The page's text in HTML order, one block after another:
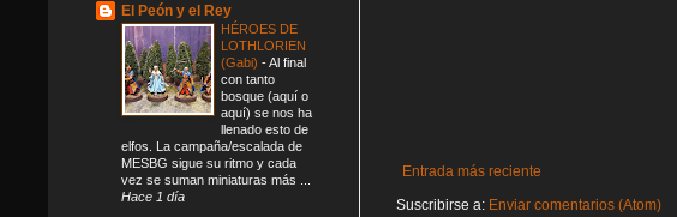
Entrada más reciente
Suscribirse a: Enviar comentarios (Atom)
El Peón y el Rey
HÉROES DE
LOTHLORIEN
(Gabi) -Al final
con tanto
bosque (aquí o
aquí) se nos ha
llenado esto de
elfos. La campaña/escalada de
MESBG sigue su ritmo y cada
vez se suman miniaturas más ...
Hace 1 día